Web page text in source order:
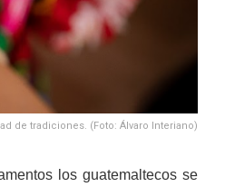
de tradiciones. (Foto: Álvaro Interiano)
los guatemaltecos se